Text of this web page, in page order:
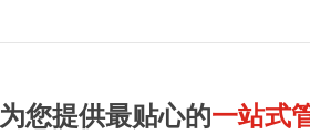
为您提供最贴心的一站式